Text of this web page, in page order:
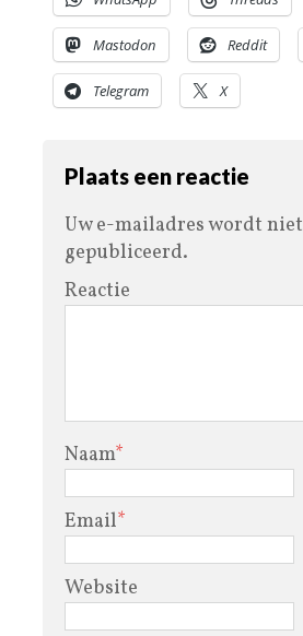
Mastodon Reddit
Telegram X
Plaats een reactie
Uw e-mailadres wordt niet
gepubliceerd.
Reactie
Naam*
Email*
Website